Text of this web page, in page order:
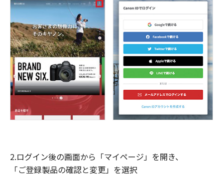
2.ログイン後の画面から「マイページ」を開き、
「ご登録製品の確認と変更」を選択